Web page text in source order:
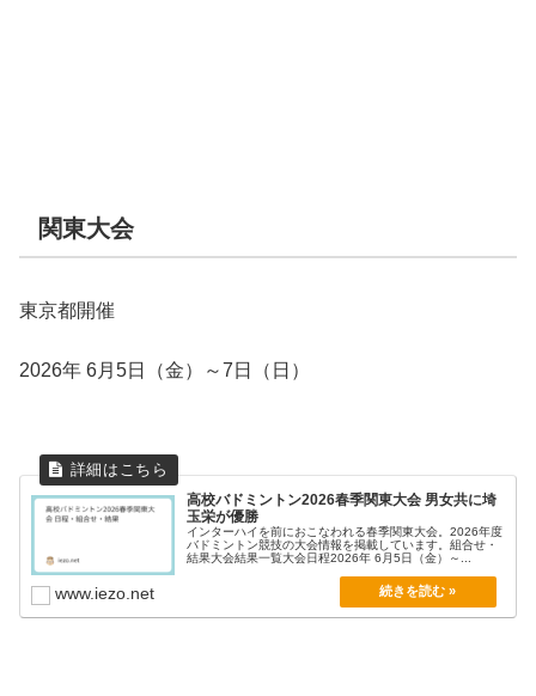
関東大会
東京都開催
2026年 6月5日（金）～7日（日）
高校バドミントン2026春季関東大会 男女共に埼
玉栄が優勝
インターハイを前におこなわれる春季関東大会。2026年度
バドミントン競技の大会情報を掲載しています。組合せ・
結果大会結果一覧大会日程2026年 6月5日（金）～...
www.iezo.net